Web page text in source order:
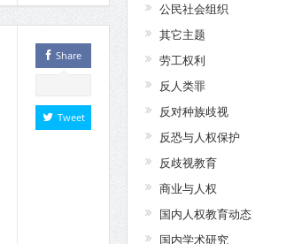
Share
Tweet
公民社会组织
其它主题
劳工权利
反人类罪
反对种族歧视
反恐与人权保护
反歧视教育
商业与人权
国内人权教育动态
国内学术研究